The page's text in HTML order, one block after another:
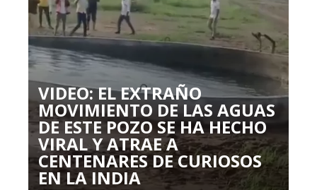
VIDEO: EL EXTRAÑO
MOVIMIENTO DE LAS AGUAS
DE ESTE POZO SE HA HECHO
VIRAL Y ATRAE A
CENTENARES DE CURIOSOS
EN LA INDIA